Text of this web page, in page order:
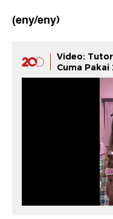
(eny/eny)
Video:
Cuma